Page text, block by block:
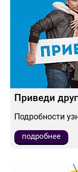
Приведи
Подробности
подробнее